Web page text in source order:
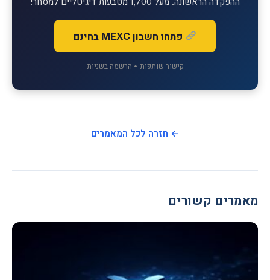
פתחו חשבון MEXC בחינם
קישור שותפות • הרשמה בשניות
← חזרה לכל המאמרים
מאמרים קשורים